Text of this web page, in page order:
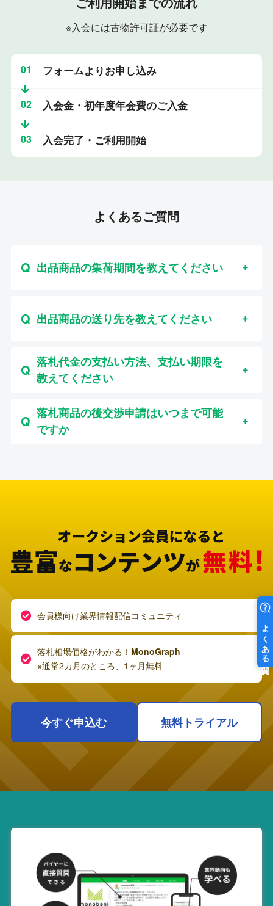
※入会には古物許可証が必要です
01 フォームよりお申し込み
02 入会金・初年度年会費のご入金
03 入会完了・ご利用開始
よくあるご質問
出品商品の集荷期間を教えてください
出品商品の送り先を教えてください
落札代金の支払い方法、支払い期限を
教えてください
落札商品の後交渉申請はいつまで可能
ですか
会員様向け業界情報配信コミュニティ
落札相場価格がわかる！ MonoGraph
※通常2カ月のところ、1ヶ月無料
今すぐ申込む 無料トライアル